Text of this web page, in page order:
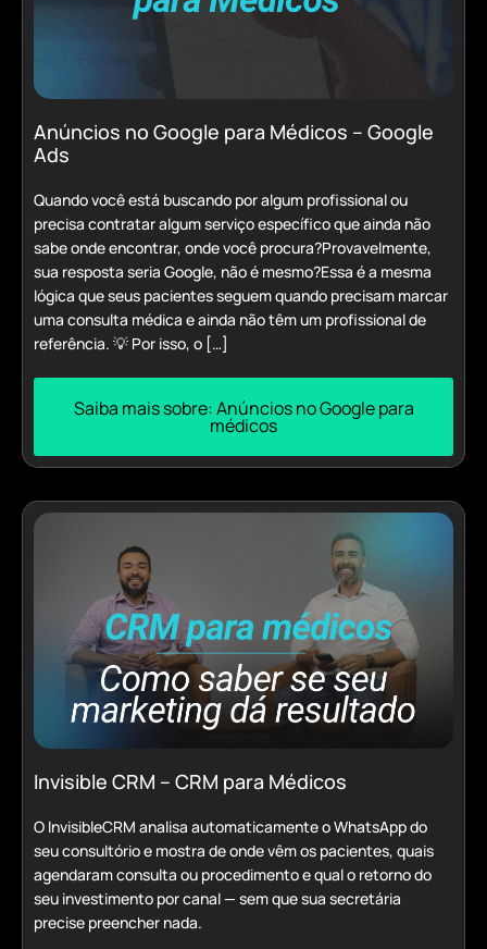
Anúncios no Google para Médicos – Google
Ads
Quando você está buscando por algum profissional ou
precisa contratar algum serviço específico que ainda não
sabe onde encontrar, onde você procura?Provavelmente,
sua resposta seria Google, não é mesmo?Essa é a mesma
lógica que seus pacientes seguem quando precisam marcar
uma consulta médica e ainda não têm um profissional de
referência. 💡 Por isso, o […]
Saiba mais sobre: Anúncios no Google para
médicos
Invisible CRM – CRM para Médicos
O InvisibleCRM analisa automaticamente o WhatsApp do
seu consultório e mostra de onde vêm os pacientes, quais
agendaram consulta ou procedimento e qual o retorno do
seu investimento por canal — sem que sua secretária
precise preencher nada.